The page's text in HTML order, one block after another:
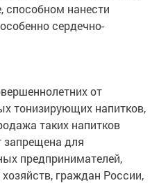
способном нанести
сердечно-
от
тонизирующих напитков,
таких напитков
запрещена для
предпринимателей,
граждан России,